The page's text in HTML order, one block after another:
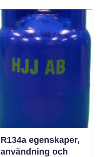
samarbetspartner i både
små och stora
inredningsprojekt. När
R134a egenskaper,
användning och